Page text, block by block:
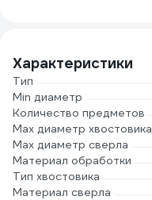
Характеристики
Тип
Min диаметр
Количество предметов
Max диаметр хвостовика
Max диаметр сверла
Материал обработки
Тип хвостовика
Материал сверла